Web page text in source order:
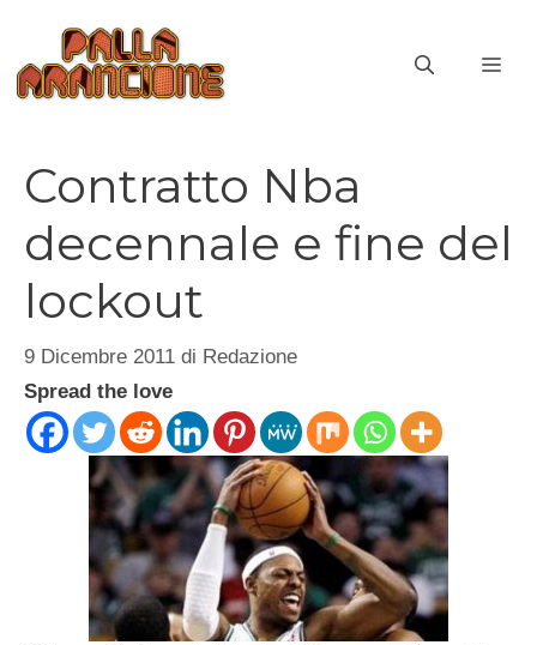
contenuto
Contratto Nba
decennale e fine del
lockout
9 Dicembre 2011 di Redazione
Spread the love